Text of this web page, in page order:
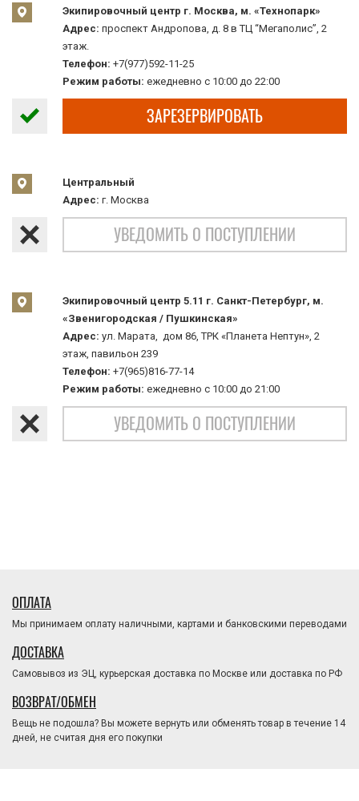
Экипировочный центр г. Москва, м. «Технопарк»
Адрес: проспект Андропова, д. 8 в ТЦ “Мегаполис”, 2
этаж.
Телефон: +7(977)592-11-25
Режим работы: ежедневно с 10:00 до 22:00
ЗАРЕЗЕРВИРОВАТЬ
Центральный
Адрес: г. Москва
УВЕДОМИТЬ О ПОСТУПЛЕНИИ
Экипировочный центр 5.11 г. Санкт-Петербург, м.
«Звенигородская / Пушкинская»
Адрес: ул. Марата, дом 86, ТРК «Планета Нептун», 2
этаж, павильон 239
Телефон: +7(965)816-77-14
Режим работы: ежедневно с 10:00 до 21:00
УВЕДОМИТЬ О ПОСТУПЛЕНИИ
ОПЛАТА
Мы принимаем оплату наличными, картами и банковскими переводами
ДОСТАВКА
Самовывоз из ЭЦ, курьерская доставка по Москве или доставка по РФ
ВОЗВРАТ/ОБМЕН
Вещь не подошла? Вы можете вернуть или обменять товар в течение 14
дней, не считая дня его покупки